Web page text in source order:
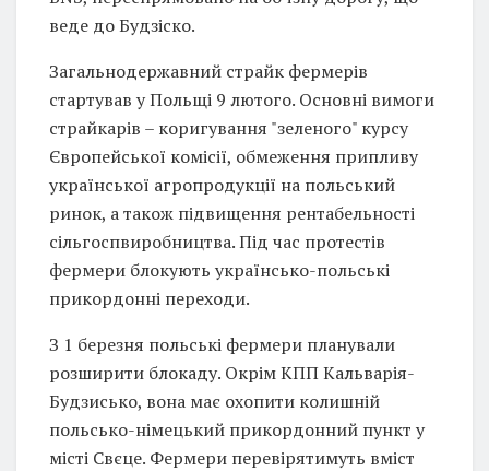
веде до Будзіско.
Загальнодержавний страйк фермерів
стартував у Польщі 9 лютого. Основні вимоги
страйкарів – коригування "зеленого" курсу
Європейської комісії, обмеження припливу
української агропродукції на польський
ринок, а також підвищення рентабельності
сільгоспвиробництва. Під час протестів
фермери блокують українсько-польські
прикордонні переходи.
З 1 березня польські фермери планували
розширити блокаду. Окрім КПП Кальварія-
Будзисько, вона має охопити колишній
польсько-німецький прикордонний пункт у
місті Свєце. Фермери перевірятимуть вміст